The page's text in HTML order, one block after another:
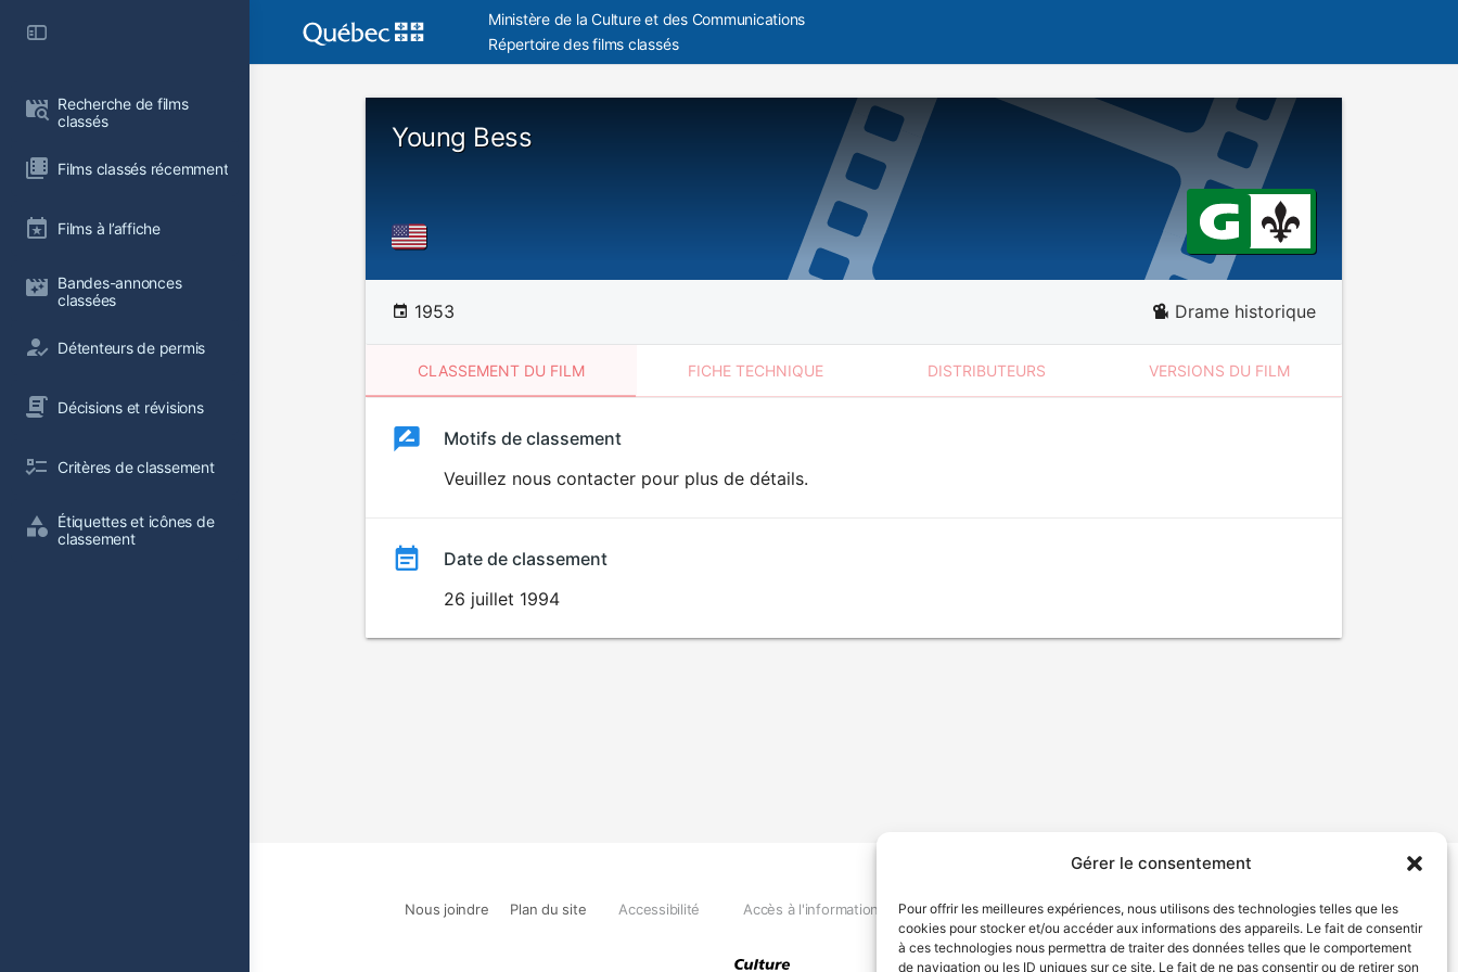
Gérer le consentement
Pour offrir les meilleures expériences, nous utilisons des technologies telles que les
cookies pour stocker et/ou accéder aux informations des appareils. Le fait de consentir
à ces technologies nous permettra de traiter des données telles que le comportement
de navigation ou les ID uniques sur ce site. Le fait de ne pas consentir ou de retirer son
Recherche de films
classés
Films classés récemment
Films à l’affiche
Bandes-annonces
classées
Détenteurs de permis
Décisions et révisions
Critères de classement
Étiquettes et icônes de
classement
Ministère de la Culture et des Communications
Répertoire des films classés
Young Bess
1953 Drame historique
CLASSEMENT DU FILM FICHE TECHNIQUE DISTRIBUTEURS VERSIONS DU FILM
ClassementClassement
Motifs de classement
Veuillez nous contacter pour plus de détails.
Date de classement
26 juillet 1994
Nous joindre Plan du site Accessibilité Accès à l'information Déclaration de services Politique de confidentialité